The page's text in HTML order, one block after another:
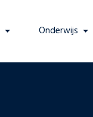
Onderwijs